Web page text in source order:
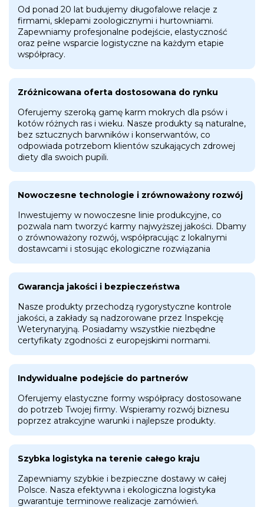
Od ponad 20 lat budujemy długofalowe relacje z
firmami, sklepami zoologicznymi i hurtowniami.
Zapewniamy profesjonalne podejście, elastyczność
oraz pełne wsparcie logistyczne na każdym etapie
współpracy.
Zróżnicowana oferta dostosowana do rynku
Oferujemy szeroką gamę karm mokrych dla psów i
kotów różnych ras i wieku. Nasze produkty są naturalne,
bez sztucznych barwników i konserwantów, co
odpowiada potrzebom klientów szukających zdrowej
diety dla swoich pupili.
Nowoczesne technologie i zrównoważony rozwój
Inwestujemy w nowoczesne linie produkcyjne, co
pozwala nam tworzyć karmy najwyższej jakości. Dbamy
o zrównoważony rozwój, współpracując z lokalnymi
dostawcami i stosując ekologiczne rozwiązania
Gwarancja jakości i bezpieczeństwa
Nasze produkty przechodzą rygorystyczne kontrole
jakości, a zakłady są nadzorowane przez Inspekcję
Weterynaryjną. Posiadamy wszystkie niezbędne
certyfikaty zgodności z europejskimi normami.
Indywidualne podejście do partnerów
Oferujemy elastyczne formy współpracy dostosowane
do potrzeb Twojej firmy. Wspieramy rozwój biznesu
poprzez atrakcyjne warunki i najlepsze produkty.
Szybka logistyka na terenie całego kraju
Zapewniamy szybkie i bezpieczne dostawy w całej
Polsce. Nasza efektywna i ekologiczna logistyka
gwarantuje terminowe realizacje zamówień.